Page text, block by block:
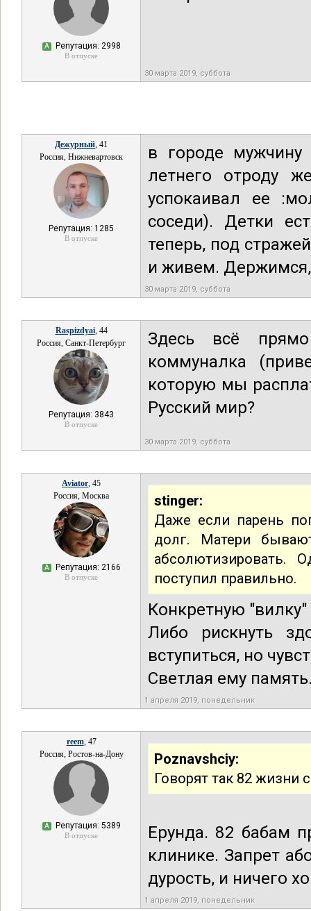
А Репутация: 2998
В отпуске
30 марта 2019, суббота
Дежурный, 41
Россия, Нижневартовск
Репутация: 1285
В отпуске
в городе
летнего отроду
успокаивал ее
соседи). Детки
теперь, под
и живем.
30 марта 2019, суббота
Raspizdyai, 44
Россия, Санкт-Петербург
Репутация: 3843
В отпуске
Здесь всё прямо
коммуналка
которую мы
Русский мир?
30 марта 2019, суббота
Aviator, 45
Россия, Москва
А Репутация: 2166
В отпуске
stinger:
Даже если парень
долг. Матери
абсолютизировать.
поступил правильно.
Конкретную
Либо рискнуть
вступиться, но
Светлая ему
1 апреля 2019, понедельник
reem, 47
Россия, Ростов-на-Дону
А Репутация: 5389
В отпуске
Poznavshciy:
Говорят так 82 жизни
Ерунда. 82 бабам
клинике. Запрет
дурость, и ничего
1 апреля 2019, понедельник